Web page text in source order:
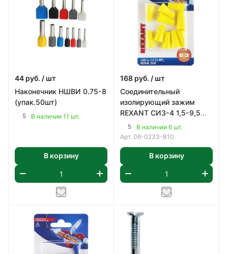
44 руб. / шт
Наконечник НШВИ 0.75-8
(упак.50шт)
5 В наличии 11 шт.
В корзину
168 руб. / шт
Соединительный
изолирующий зажим
REXANT СИЗ-4 1,5-9,5
мм² желтый 10 шт.
5
В наличии 6 шт.
Арт. 06-0233-B10
В корзину